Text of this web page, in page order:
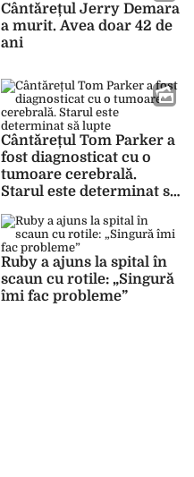
Cântărețul Jerry Demara
a murit. Avea doar 42 de
ani
Cântărețul Tom Parker a
fost diagnosticat cu o
tumoare cerebrală.
Starul este determinat să
Ruby a ajuns la spital în
scaun cu rotile: „Singură
îmi fac probleme”